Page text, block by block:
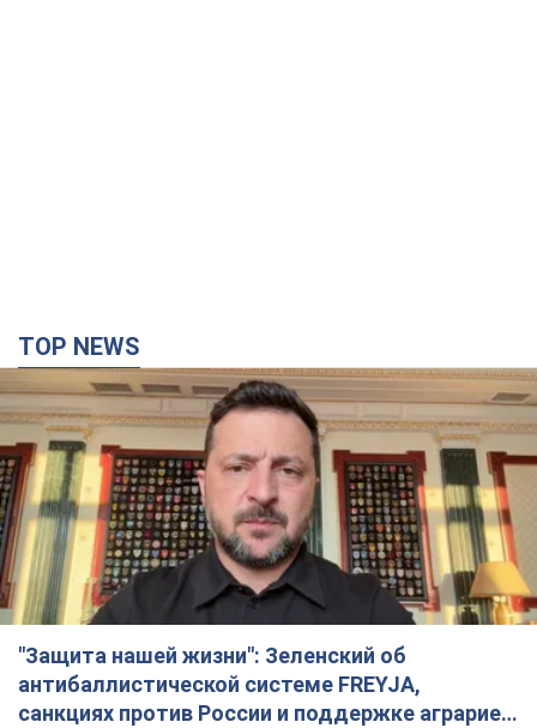
TOP NEWS
"Защита нашей жизни": Зеленский об
антибаллистической системе FREYJA,
санкциях против России и поддержке аграриев.